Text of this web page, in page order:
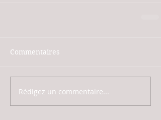
Commentaires
Rédigez un commentaire...